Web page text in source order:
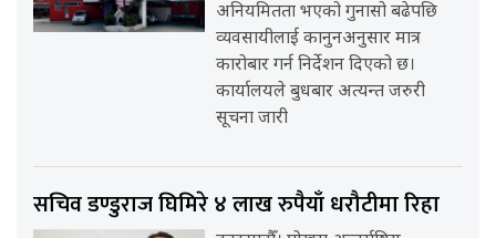
अनियमितता भएको गुनासो बढेपछि
व्यवसायीलाई कानुनअनुसार मात्र
कारोबार गर्न निर्देशन दिएको छ।
कार्यालयले बुधबार अत्यन्त जरुरी
सूचना जारी
सचिव डण्डुराज घिमिरे ४ लाख रुपैयाँ धरौटीमा रिहा